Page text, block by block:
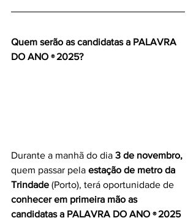
Quem serão as candidatas a PALAVRA
DO ANO ® 2025?
Durante a manhã do dia 3 de novembro,
quem passar pela estação de metro da
Trindade (Porto), terá oportunidade de
conhecer em primeira mão as
candidatas a PALAVRA DO ANO ® 2025